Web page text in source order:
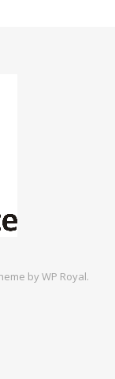
byWP Royal.